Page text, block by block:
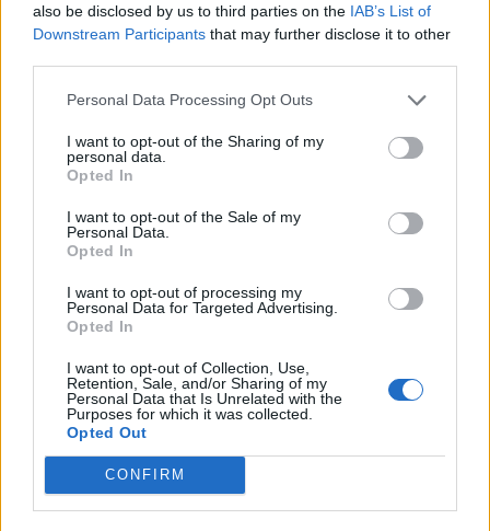
also be disclosed by us to third parties on the IAB’s List of
Downstream Participants that may further disclose it to other
Personal Data Processing Opt Outs
I want to opt-out of the Sharing of my
personal data.
Opted In
I want to opt-out of the Sale of my
Personal Data.
Opted In
I want to opt-out of processing my
Personal Data for Targeted Advertising.
Opted In
I want to opt-out of Collection, Use,
Retention, Sale, and/or Sharing of my
Personal Data that Is Unrelated with the
Purposes for which it was collected.
Opted Out
CONFIRM
Mintegy egymilliárd eurós ügylet keretében értékesíti közép-
és kelet-európai eszközeit a Goodman Csoport, illetve
befektetéskezelő társasága, a Goodman European
Partnership. Összesen mintegy 2,4 millió négyzetméternyi
hogy mostantól így a kontinentális Európa legnagyobb
logisztikai csomópontjaira és más jelentős...
KEDVES OLVASÓNK!
A keresett cikk a portfolio.hu hírarchívumához
tartozik, melynek olvasása előfizetéses
Az előfizetés a következőket tartalmazza:
Portfolio.hu teljes cikkarchívum
Kötéslisták: BÉT elmúlt 2 év napon belüli
kötéslistái